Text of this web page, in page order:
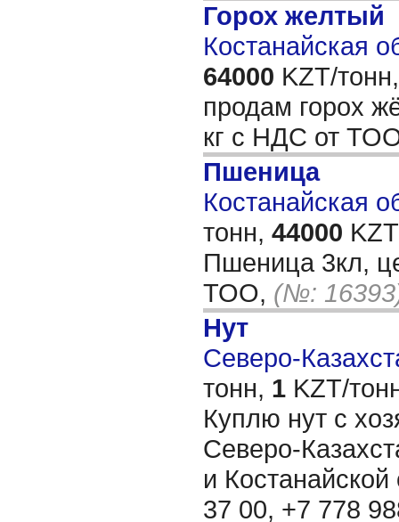
Горох желтый
Костанайская
64000 KZT/тонн,
продам горох
кг с НДС от
Пшеница
Костанайская
тонн, 44000
Пшеница 3кл,
ТОО, (№:
Нут
Северо-
тонн, 1 KZT/
Куплю нут с
Северо-
и
37 00, +7 778